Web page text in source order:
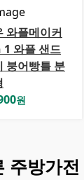
와플메이커
와플 샌드
붕어빵틀 분
원
주방가전